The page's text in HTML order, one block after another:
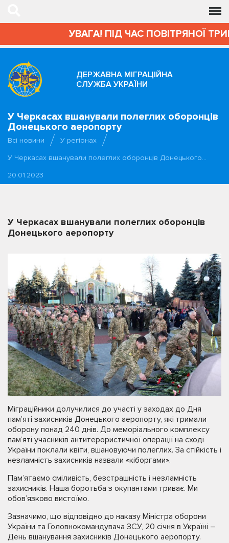
УВАГА! ПІД ЧАС ПОВІТРЯНОЇ
ДЕРЖАВНА МІГРАЦІЙНА
СЛУЖБА УКРАЇНИ
У Черкасах вшанували полеглих оборонців
Донецького аеропорту
Всі новини
У регіонах
У Черкасах вшанували полеглих оборонців Донецького…
20.01.2023
У Черкасах вшанували полеглих оборонців
Донецького аеропорту
Міграційники долучилися до участі у заходах до Дня
пам’яті захисників Донецького аеропорту, які тримали
оборону понад 240 днів. До меморіального комплексу
пам’яті учасників антитерористичної операції на сході
України поклали квіти, вшановуючи полеглих. За стійкість і
незламність захисників назвали «кіборгами».
Пам’ятаємо сміливість, безстрашність і незламність
захисників. Наша боротьба з окупантами триває. Ми
обов’язково вистоїмо.
Зазначимо, що відповідно до наказу Міністра оборони
України та Головнокомандувача ЗСУ, 20 січня в Україні –
День вшанування захисників Донецького аеропорту.